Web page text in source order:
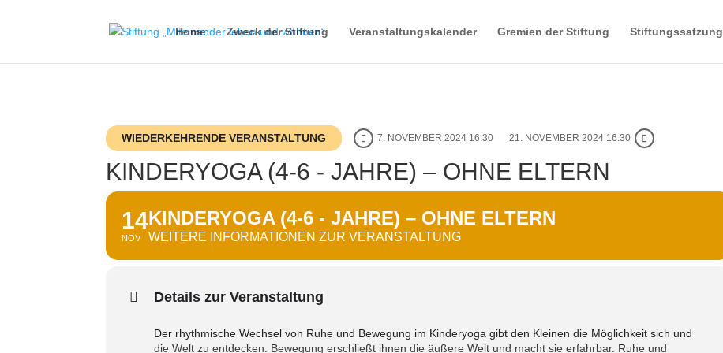
Home Zweck der Stiftung Veranstaltungskalender Gremien der Stiftung Stiftungssatzung
WIEDERKEHRENDE VERANSTALTUNG 7. NOVEMBER 2024 16:30 21. NOVEMBER 2024 16:30
KINDERYOGA (4-6 - JAHRE) – OHNE ELTERN
14
NOV
KINDERYOGA (4-6 - JAHRE) – OHNE ELTERN
WEITERE INFORMATIONEN ZUR VERANSTALTUNG
Details zur Veranstaltung
Der rhythmische Wechsel von Ruhe und Bewegung im Kinderyoga gibt den Kleinen die Möglichkeit sich und
die Welt zu entdecken. Bewegung erschließt ihnen die äußere Welt und macht sie erfahrbar. Ruhe und